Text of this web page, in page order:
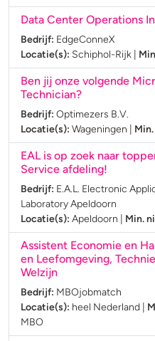
Data Center Operations
Bedrijf: EdgeConneX
Locatie(s): Schiphol-Rijk
Ben jij onze volgende
Technician?
Bedrijf: Optimezers B.V.
Locatie(s): Wageningen
EAL is op zoek naar
Service afdeling!
Bedrijf: E.A.L. Electronic
Laboratory Apeldoorn
Locatie(s): Apeldoorn Min.
Assistent Economie en
en Leefomgeving,
Welzijn
Bedrijf: MBOjobmatch
Locatie(s): heel Nederland
MBO